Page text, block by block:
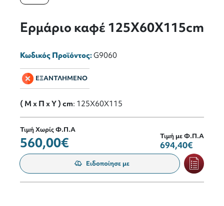
Ερμάριο καφέ 125Χ60Χ115cm
Κωδικός Προϊόντος:G9060
ΕΞΑΝΤΛΗΜΕΝΟ
( M x Π x Y ) cm: 125Χ60Χ115
Τιμή Χωρίς Φ.Π.Α
560,00€ Τιμή με Φ.Π.Α
694,40€
Ειδοποίησε με